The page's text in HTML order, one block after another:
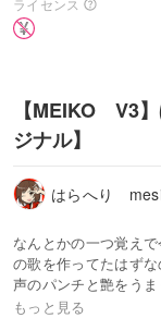
ライセンス
【MEIKO V3
ジナル】
はらへり
なんとかの一つ覚え
の歌を作ってたはずな
声のパンチと艶をう
しかアレンジがださ
もっと見る